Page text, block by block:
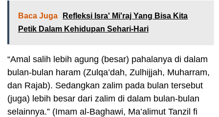
Baca Juga
Refleksi Isra' Mi'raj Yang Bisa Kita
Petik Dalam Kehidupan Sehari-Hari
“Amal salih lebih agung (besar) pahalanya di dalam
bulan-bulan haram (Zulqa’dah, Zulhijjah, Muharram,
dan Rajab). Sedangkan zalim pada bulan tersebut
(juga) lebih besar dari zalim di dalam bulan-bulan
selainnya.” (Imam al-Baghawi, Ma’alimut Tanzil fi